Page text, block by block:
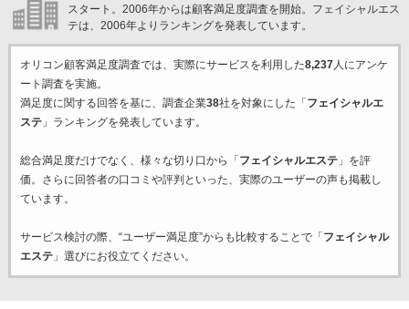
スタート。2006年からは顧客満足度調査を開始。フェイシャルエス
テは、2006年よりランキングを発表しています。
オリコン顧客満足度調査では、実際にサービスを利用した8,237人にアンケ
ート調査を実施。
満足度に関する回答を基に、調査企業38社を対象にした「 フェイシャルエ
ステ」ランキングを発表しています。
総合満足度だけでなく、様々な切り口から「 フェイシャルエステ」を評
価。さらに回答者の口コミや評判といった、実際のユーザーの声も掲載し
ています。
サービス検討の際、“ユーザー満足度”からも比較することで「 フェイシャル
エステ」選びにお役立てください。